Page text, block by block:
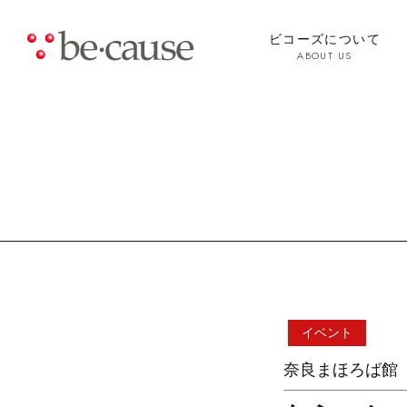
ビコーズについて
ABOUT US
イベント
奈良まほろば館